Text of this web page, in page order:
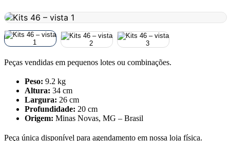
Peças vendidas em pequenos lotes ou combinações.
Peso: 9.2 kg
Altura: 34 cm
Largura: 26 cm
Profundidade: 20 cm
Origem: Minas Novas, MG – Brasil
Peça única disponível para agendamento em nossa loja física.